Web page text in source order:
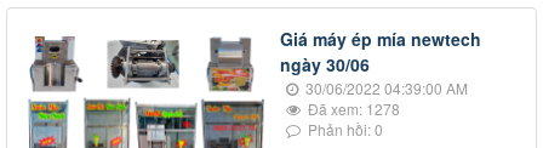
Giá máy ép mía newtech
ngày 30/06
30/06/2022 04:39:00 AM
Đã xem: 1278
Phản hồi: 0